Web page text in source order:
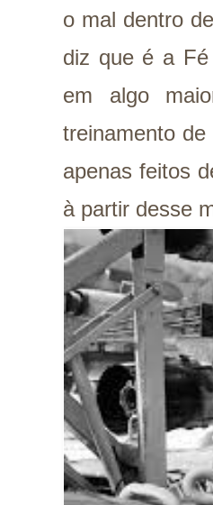
o mal dentro
diz que é a
em algo
treinamento
apenas feitos
à partir desse